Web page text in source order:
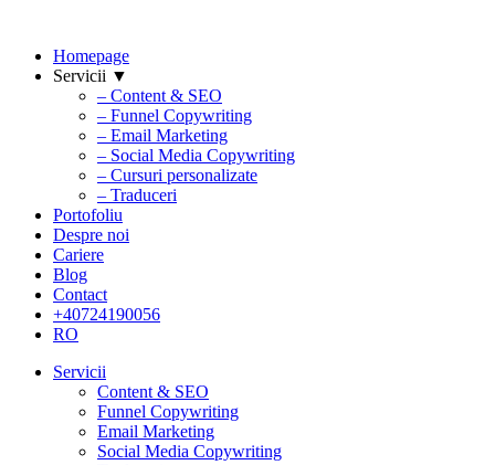
Homepage
Servicii ▼
– Content & SEO
– Funnel Copywriting
– Email Marketing
– Social Media Copywriting
– Cursuri personalizate
– Traduceri
Portofoliu
Despre noi
Cariere
Blog
Contact
+40724190056
RO
Servicii
Content & SEO
Funnel Copywriting
Email Marketing
Social Media Copywriting